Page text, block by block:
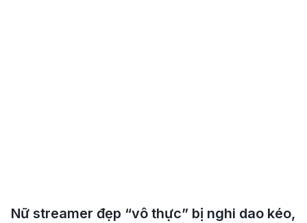
Nữ streamer đẹp “vô thực” bị nghi dao kéo,